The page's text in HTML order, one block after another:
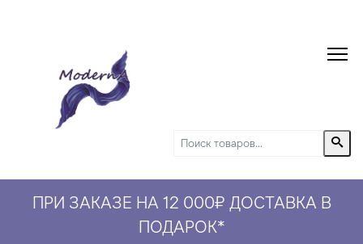
ПРИ ЗАКАЗЕ НА 12 000₽ ДОСТАВКА В
ПОДАРОК*
СКИДКА 5% НА ПЕРВЫЙ ЗАКАЗ*